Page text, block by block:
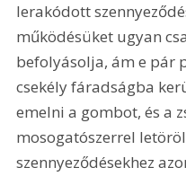
lerakódott
működésüket ugyan
befolyásolja, ám e pár
csekély fáradságba
emelni a gombot, és a
mosogatószerrel
szennyeződésekhez